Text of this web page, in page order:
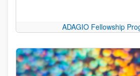
ADAGIO Fellowship